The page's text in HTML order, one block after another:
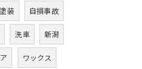
装 自損事故
洗車 新潟
ワックス